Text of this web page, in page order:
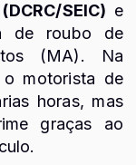
SEIC) e
de roubo de
(MA). Na
o motorista de
horas, mas
graças ao